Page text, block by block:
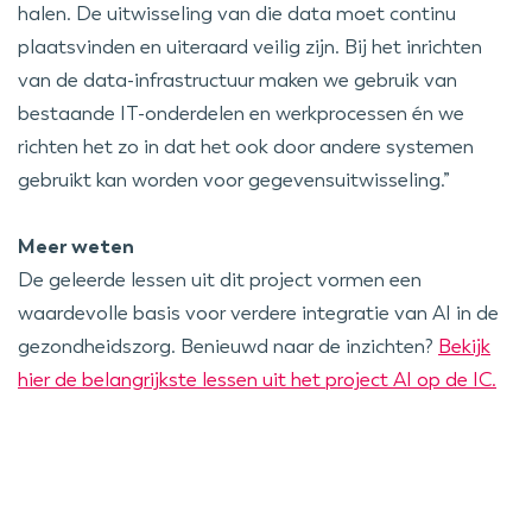
halen. De uitwisseling van die data moet continu
plaatsvinden en uiteraard veilig zijn. Bij het inrichten
van de data-infrastructuur maken we gebruik van
bestaande IT-onderdelen en werkprocessen én we
richten het zo in dat het ook door andere systemen
gebruikt kan worden voor gegevensuitwisseling.”
Meer weten
De geleerde lessen uit dit project vormen een
waardevolle basis voor verdere integratie van AI in de
gezondheidszorg. Benieuwd naar de inzichten? Bekijk
hier de belangrijkste lessen uit het project AI op de IC.